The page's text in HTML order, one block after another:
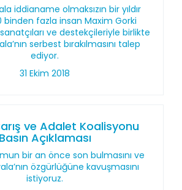
iddianame olmaksızın bir yıldır
binden fazla insan Maxim Gorki
ve destekçileriyle birlikte
serbest bırakılmasını talep
ediyor.
31 Ekim 2018
ve Adalet Koalisyonu
Basın Açıklaması
bir an önce son bulmasını ve
özgürlüğüne kavuşmasını
istiyoruz.